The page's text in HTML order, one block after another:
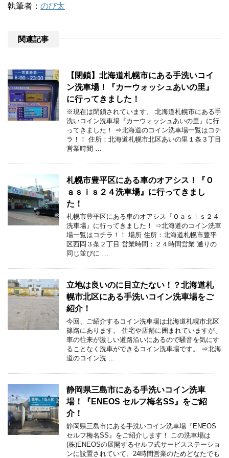
執筆者： のび太
関連記事
【閉鎖】北海道札幌市にある手洗いコイ
ン洗車場！『カーウォッシュあいの里』
に行ってきました！
※現在は閉鎖されています。 北海道札幌市にある手
洗いコイン洗車場『カーウォッシュあいの里』に行
ってきました！ ⇒北海道のコイン洗車場一覧はコチ
ラ！！ 住所：北海道札幌市北区あいの里１条３丁目
営業時間 …
札幌市豊平区にある車のオアシス！『Ｏ
ａｓｉｓ２４洗車場』に行ってきまし
た！
札幌市豊平区にある車のオアシス『Ｏａｓｉｓ２４
洗車場』に行ってきました！ ⇒北海道のコイン洗車
場一覧はコチラ！！ 場所 住所：北海道札幌市豊平
区西岡３条２丁目 営業時間：２４時間営業 通りの
同じ並びに …
立地は良いのに目立たない！？北海道札
幌市北区にある手洗いコイン洗車場をご
紹介！
今回、ご紹介するコイン洗車場は北海道札幌市北区
篠路にあります。 住宅や店舗に囲まれていますが、
車の往来が激しい道路沿いにあるので騒音を気にす
ることなく洗車ができるコイン洗車場です。 ⇒北海
道のコイン洗 …
静岡県三島市にある手洗いコイン洗車
場！『ENEOS セルフ梅名SS』をご紹
介！
静岡県三島市にある手洗いコイン洗車場『ENEOS
セルフ梅名SS』をご紹介します！ この洗車場は
(株)ENEOSの展開するセルフ式サービスステーショ
ンに設置されていて、24時間営業のためどなたでも